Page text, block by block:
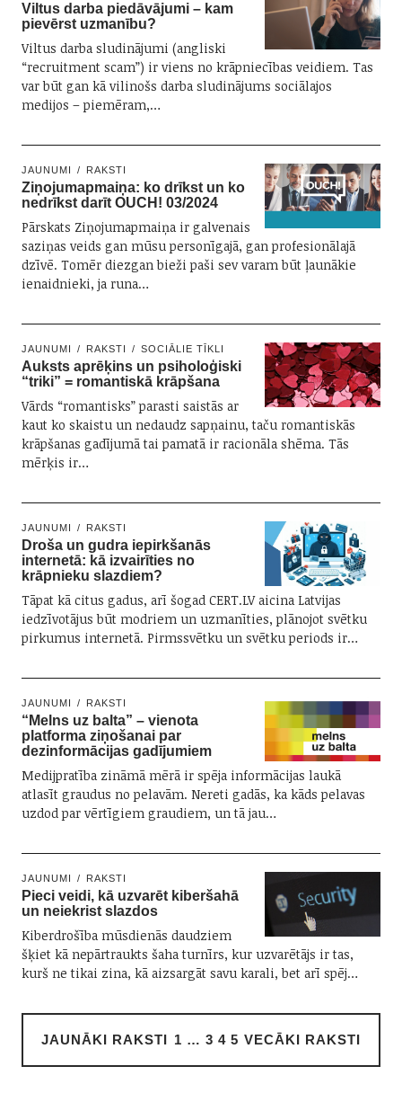
Viltus darba piedāvājumi – kam
pievērst uzmanību?
Viltus darba sludinājumi (angliski
“recruitment scam”) ir viens no krāpniecības veidiem. Tas
var būt gan kā vilinošs darba sludinājums sociālajos
medijos – piemēram,…
JAUNUMI RAKSTI
Ziņojumapmaiņa: ko drīkst un ko
nedrīkst darīt OUCH! 03/2024
Pārskats Ziņojumapmaiņa ir galvenais
saziņas veids gan mūsu personīgajā, gan profesionālajā
dzīvē. Tomēr diezgan bieži paši sev varam būt ļaunākie
ienaidnieki, ja runa…
JAUNUMI RAKSTI SOCIĀLIE TĪKLI
Auksts aprēķins un psiholoģiski
“triki” = romantiskā krāpšana
Vārds “romantisks” parasti saistās ar
kaut ko skaistu un nedaudz sapņainu, taču romantiskās
krāpšanas gadījumā tai pamatā ir racionāla shēma. Tās
mērķis ir…
JAUNUMI RAKSTI
Droša un gudra iepirkšanās
internetā: kā izvairīties no
krāpnieku slazdiem?
Tāpat kā citus gadus, arī šogad CERT.LV aicina Latvijas
iedzīvotājus būt modriem un uzmanīties, plānojot svētku
pirkumus internetā. Pirmssvētku un svētku periods ir…
JAUNUMI RAKSTI
“Melns uz balta” – vienota
platforma ziņošanai par
dezinformācijas gadījumiem
Medijpratība zināmā mērā ir spēja informācijas laukā
atlasīt graudus no pelavām. Nereti gadās, ka kāds pelavas
uzdod par vērtīgiem graudiem, un tā jau…
JAUNUMI RAKSTI
Pieci veidi, kā uzvarēt kiberšahā
un neiekrist slazdos
Kiberdrošība mūsdienās daudziem
šķiet kā nepārtraukts šaha turnīrs, kur uzvarētājs ir tas,
kurš ne tikai zina, kā aizsargāt savu karali, bet arī spēj…
JAUNĀKI RAKSTI 1 … 3 4 5 VECĀKI RAKSTI